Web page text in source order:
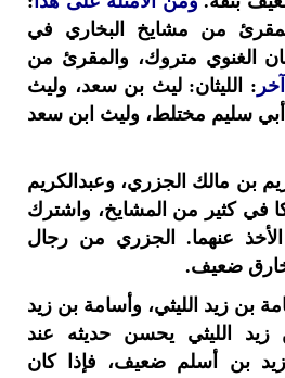
من مشايخ البخاري في
الغنوي متروك، والمقرئ من
: الليثان: ليث بن سعد، وليث
سليم مختلط، وليث ابن سعد
بن مالك الجزري، وعبدالكريم
في كثير من المشايخ، واشترك
عنهما. الجزري من رجال
ضعيف.
بن زيد الليثي، وأسامة بن زيد
الليثي يحسن حديثه عند
بن أسلم ضعيف، فإذا كان